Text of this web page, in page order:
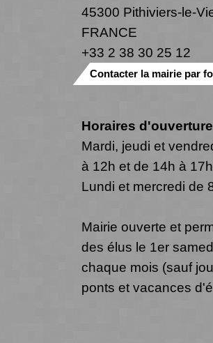
45300 Pithiviers-le-
FRANCE
+33 2 38 30 25 12
Contacter la mairie par
Horaires d'ouverture
Mardi, jeudi et
à 12h et de 14h à
Lundi et mercredi de
Mairie ouverte et
des élus le 1er
chaque mois (sauf
ponts et vacances